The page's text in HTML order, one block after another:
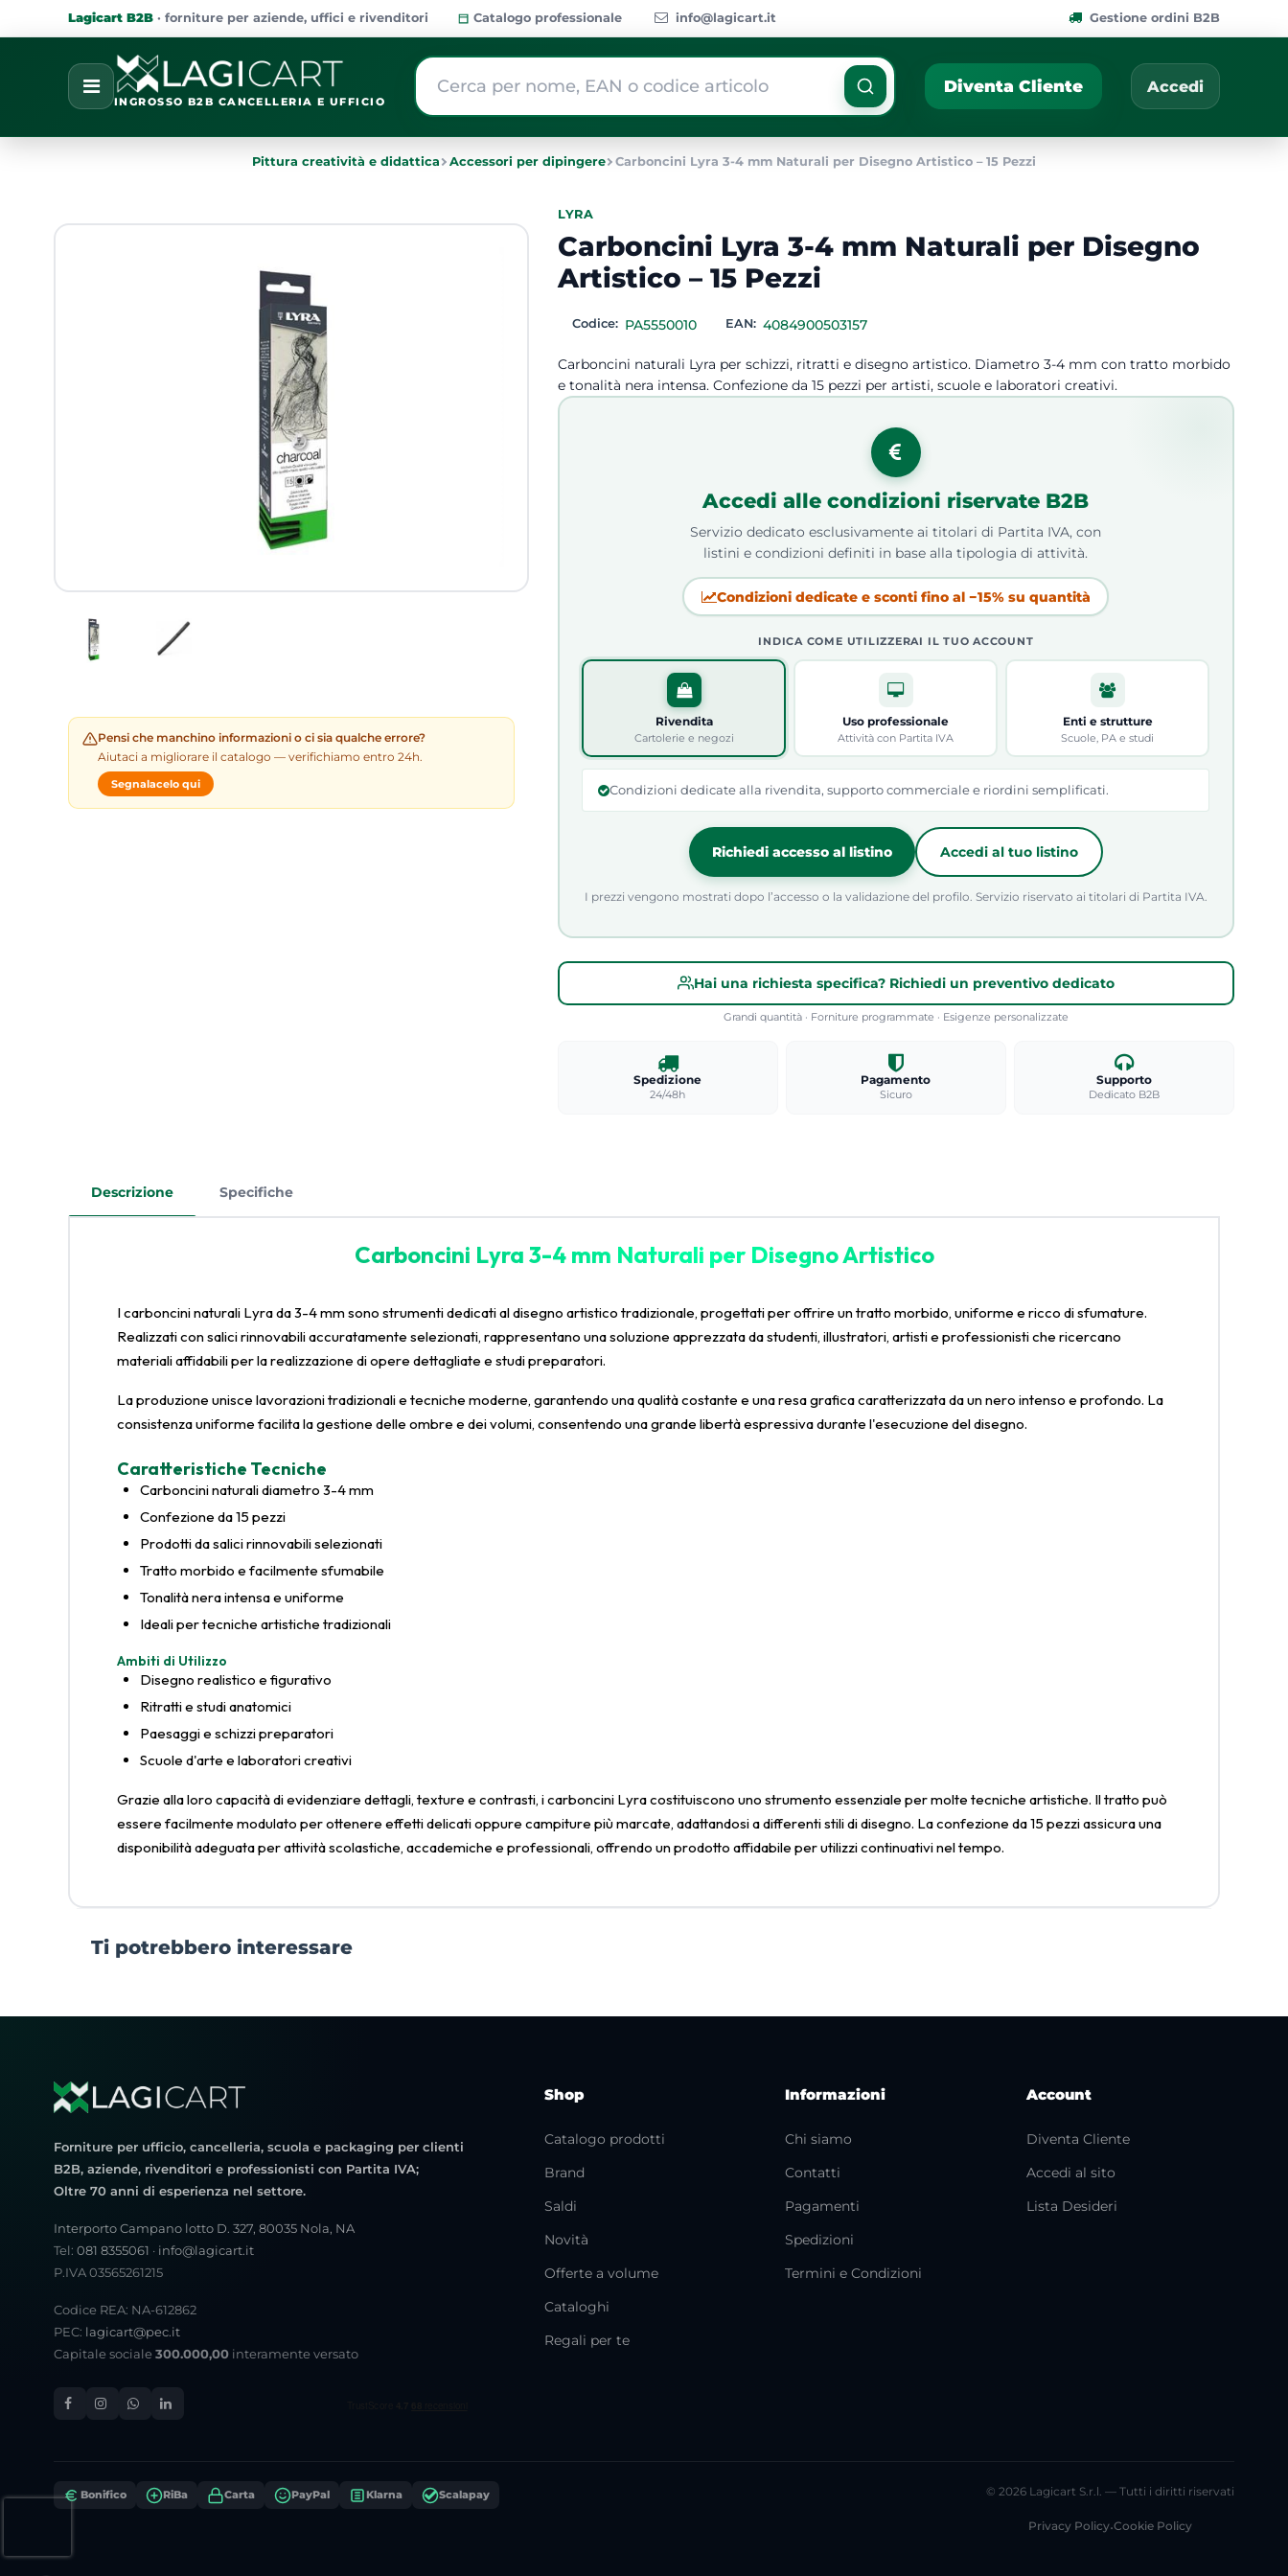
Lagicart B2B · forniture per aziende, uffici e rivenditori Catalogo professionale info@lagicart.it Gestione ordini B2B
OpenINGROSSO B2B CANCELLERIA E UFFICIO
La modifica di un filtro aggiorna automaticamente gli altri filtri disponibili. Cerca per nome,
Diventa Cliente Accedi
Pittura creatività e didattica Accessori per dipingere Carboncini Lyra 3-4 mm Naturali per Disegno Artistico – 15 Pezzi
Pensi che manchino informazioni o ci sia qualche errore?
Aiutaci a migliorare il catalogo — verifichiamo entro 24h.
Segnalacelo qui
LYRA
Carboncini Lyra 3-4 mm Naturali per Disegno
Artistico – 15 Pezzi
Codice: PA5550010 EAN: 4084900503157
Carboncini naturali Lyra per schizzi, ritratti e disegno artistico. Diametro 3-4 mm con tratto morbido
e tonalità nera intensa. Confezione da 15 pezzi per artisti, scuole e laboratori creativi.
Accedi alle condizioni riservate B2B
Servizio dedicato esclusivamente ai titolari di Partita IVA, con
listini e condizioni definiti in base alla tipologia di attività.
Condizioni dedicate e sconti fino al −15% su quantità
INDICA COME UTILIZZERAI IL TUO ACCOUNT
Rivendita
Cartolerie e negozi
Uso professionale
Attività con Partita IVA
Enti e strutture
Scuole, PA e studi
Condizioni dedicate alla rivendita, supporto commerciale e riordini semplificati.
Richiedi accesso al listino Accedi al tuo listino
I prezzi vengono mostrati dopo l’accesso o la validazione del profilo. Servizio riservato ai titolari di Partita IVA.
Hai una richiesta specifica? Richiedi un preventivo dedicato
Grandi quantità · Forniture programmate · Esigenze personalizzate
Spedizione
24/48h
Pagamento
Sicuro
Supporto
Dedicato B2B
Descrizione Specifiche
Carboncini Lyra 3-4 mm Naturali per Disegno Artistico
I carboncini naturali Lyra da 3-4 mm sono strumenti dedicati al disegno artistico tradizionale, progettati per offrire un tratto morbido, uniforme e ricco di sfumature.
Realizzati con salici rinnovabili accuratamente selezionati, rappresentano una soluzione apprezzata da studenti, illustratori, artisti e professionisti che ricercano
materiali affidabili per la realizzazione di opere dettagliate e studi preparatori.
La produzione unisce lavorazioni tradizionali e tecniche moderne, garantendo una qualità costante e una resa grafica caratterizzata da un nero intenso e profondo. La
consistenza uniforme facilita la gestione delle ombre e dei volumi, consentendo una grande libertà espressiva durante l'esecuzione del disegno.
Caratteristiche Tecniche
Carboncini naturali diametro 3-4 mm
Confezione da 15 pezzi
Prodotti da salici rinnovabili selezionati
Tratto morbido e facilmente sfumabile
Tonalità nera intensa e uniforme
Ideali per tecniche artistiche tradizionali
Ambiti di Utilizzo
Disegno realistico e figurativo
Ritratti e studi anatomici
Paesaggi e schizzi preparatori
Scuole d'arte e laboratori creativi
Grazie alla loro capacità di evidenziare dettagli, texture e contrasti, i carboncini Lyra costituiscono uno strumento essenziale per molte tecniche artistiche. Il tratto può
essere facilmente modulato per ottenere effetti delicati oppure campiture più marcate, adattandosi a differenti stili di disegno. La confezione da 15 pezzi assicura una
disponibilità adeguata per attività scolastiche, accademiche e professionali, offrendo un prodotto affidabile per utilizzi continuativi nel tempo.
Ti potrebbero interessare
Forniture per ufficio, cancelleria, scuola e packaging per clienti
B2B, aziende, rivenditori e professionisti con Partita IVA;
Oltre 70 anni di esperienza nel settore.
Interporto Campano lotto D. 327, 80035 Nola, NA
Tel: 081 8355061 · info@lagicart.it
P.IVA 03565261215
Codice REA: NA-612862
PEC: lagicart@pec.it
Capitale sociale 300.000,00 interamente versato
Shop
Catalogo prodotti
Brand
Saldi
Novità
Offerte a volume
Cataloghi
Regali per te
Informazioni
Chi siamo
Contatti
Pagamenti
Spedizioni
Termini e Condizioni
Account
Diventa Cliente
Accedi al sito
Lista Desideri
Bonifico RiBa Carta PayPal Klarna Scalapay © 2026 Lagicart S.r.l. — Tutti i diritti riservati
Privacy Policy•Cookie Policy